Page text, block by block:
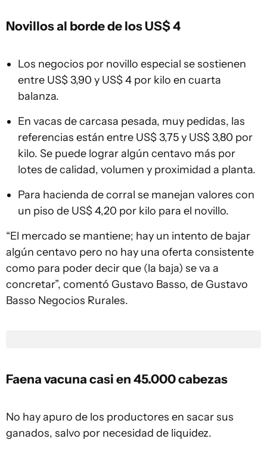
Novillos al borde de los US$ 4
Los negocios por novillo especial se sostienen
entre US$ 3,90 y US$ 4 por kilo en cuarta
balanza.
En vacas de carcasa pesada, muy pedidas, las
referencias están entre US$ 3,75 y US$ 3,80 por
kilo. Se puede lograr algún centavo más por
lotes de calidad, volumen y proximidad a planta.
Para hacienda de corral se manejan valores con
un piso de US$ 4,20 por kilo para el novillo.
“El mercado se mantiene; hay un intento de bajar
algún centavo pero no hay una oferta consistente
como para poder decir que (la baja) se va a
concretar”, comentó Gustavo Basso, de Gustavo
Basso Negocios Rurales.
Faena vacuna casi en 45.000 cabezas
No hay apuro de los productores en sacar sus
ganados, salvo por necesidad de liquidez.